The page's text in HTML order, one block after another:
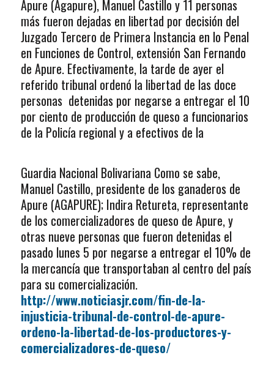
Apure (Agapure), Manuel Castillo y 11 personas
más fueron dejadas en libertad por decisión del
Juzgado Tercero de Primera Instancia en lo Penal
en Funciones de Control, extensión San Fernando
de Apure. Efectivamente, la tarde de ayer el
referido tribunal ordenó la libertad de las doce
personas detenidas por negarse a entregar el 10
por ciento de producción de queso a funcionarios
de la Policía regional y a efectivos de la
Guardia Nacional Bolivariana Como se sabe,
Manuel Castillo, presidente de los ganaderos de
Apure (AGAPURE); Indira Retureta, representante
de los comercializadores de queso de Apure, y
otras nueve personas que fueron detenidas el
pasado lunes 5 por negarse a entregar el 10% de
la mercancía que transportaban al centro del país
para su comercialización.
http://www.noticiasjr.com/fin-de-la-
injusticia-tribunal-de-control-de-apure-
ordeno-la-libertad-de-los-productores-y-
comercializadores-de-queso/